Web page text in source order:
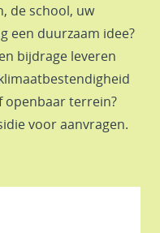
de school, uw
een duurzaam idee?
bijdrage leveren
openbaar terrein?
voor aanvragen.